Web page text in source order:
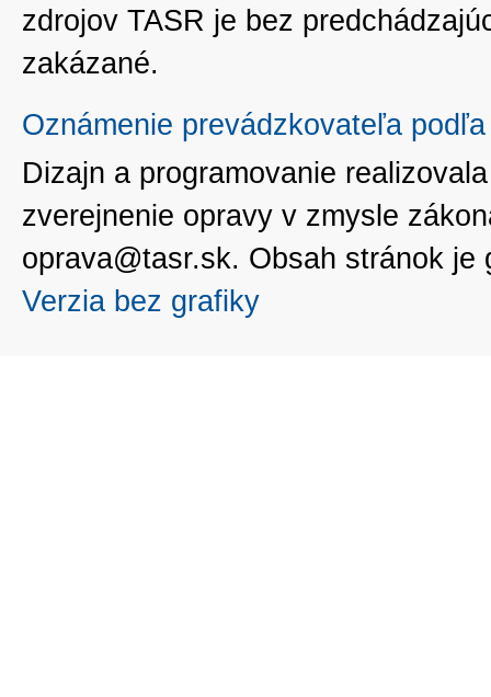
zdrojov TASR je bez
zakázané.
Oznámenie prevádzkovateľa
Dizajn a programovanie
zverejnenie opravy v zmysle
oprava@tasr.sk. Obsah stránok
Verzia bez grafiky